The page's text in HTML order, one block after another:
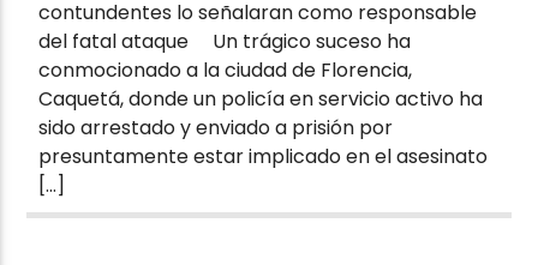
contundentes lo señalaran como responsable
del fatal ataque Un trágico suceso ha
conmocionado a la ciudad de Florencia,
Caquetá, donde un policía en servicio activo ha
sido arrestado y enviado a prisión por
presuntamente estar implicado en el asesinato
[…]